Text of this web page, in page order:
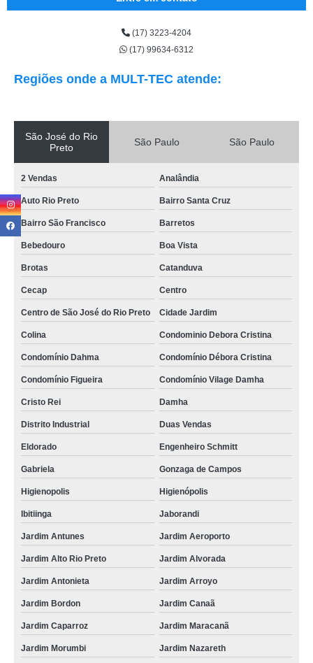
(17) 3223-4204
(17) 99634-6312
Regiões onde a MULT-TEC atende:
São José do Rio
Preto
São Paulo São Paulo
2 Vendas Analândia
Auto Rio Preto Bairro Santa Cruz
Bairro São Francisco Barretos
Bebedouro Boa Vista
Brotas Catanduva
Cecap Centro
Centro de São José do Rio Preto Cidade Jardim
Colina Condominio Debora Cristina
Condomínio Dahma Condomínio Débora Cristina
Condomínio Figueira Condomínio Vilage Damha
Cristo Rei Damha
Distrito Industrial Duas Vendas
Eldorado Engenheiro Schmitt
Gabriela Gonzaga de Campos
Higienopolis Higienópolis
Ibitiinga Jaborandi
Jardim Antunes Jardim Aeroporto
Jardim Alto Rio Preto Jardim Alvorada
Jardim Antonieta Jardim Arroyo
Jardim Bordon Jardim Canaã
Jardim Caparroz Jardim Maracanã
Jardim Morumbi Jardim Nazareth